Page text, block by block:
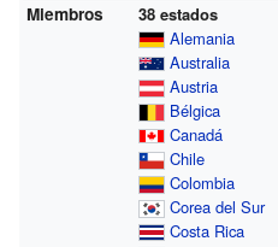
Miembros
38 estados
Alemania
Australia
Austria
Bélgica
Canadá
Chile
Colombia
Corea del Sur
Costa Rica